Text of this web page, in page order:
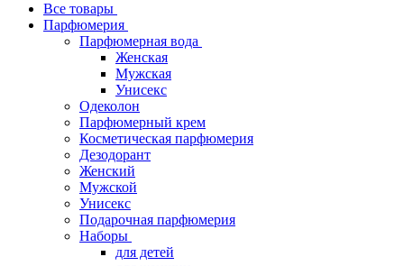
Все товары
Парфюмерия
Парфюмерная вода
Женская
Мужская
Унисекс
Одеколон
Парфюмерный крем
Косметическая парфюмерия
Дезодорант
Женский
Мужской
Унисекс
Подарочная парфюмерия
Наборы
для детей